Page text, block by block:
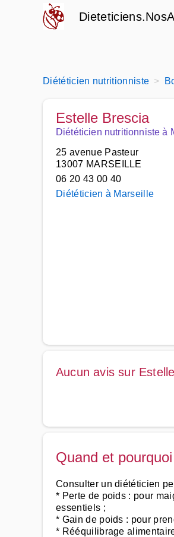
Diététicien nutritionniste
Estelle Brescia
Diététicien nutritionniste à
25 avenue Pasteur
13007 MARSEILLE
06 20 43 00 40
Diététicien à Marseille
Aucun avis sur
Quand et
Consulter un diététicien
* Perte de poids : pour
essentiels ;
* Gain de poids : pour
* Rééquilibrage